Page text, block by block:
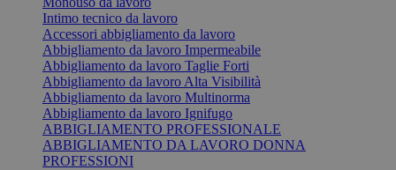
Intimo tecnico da lavoro
Accessori abbigliamento da lavoro
Abbigliamento da lavoro Impermeabile
Abbigliamento da lavoro Taglie Forti
Abbigliamento da lavoro Alta Visibilità
Abbigliamento da lavoro Multinorma
Abbigliamento da lavoro Ignifugo
ABBIGLIAMENTO PROFESSIONALE
ABBIGLIAMENTO DA LAVORO DONNA
PROFESSIONI